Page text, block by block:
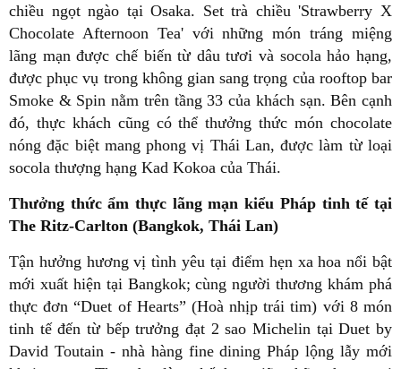
chiều ngọt ngào tại Osaka. Set trà chiều 'Strawberry X
Chocolate Afternoon Tea' với những món tráng miệng
lãng mạn được chế biến từ dâu tươi và socola hảo hạng,
được phục vụ trong không gian sang trọng của rooftop bar
Smoke & Spin nằm trên tầng 33 của khách sạn. Bên cạnh
đó, thực khách cũng có thể thưởng thức món chocolate
nóng đặc biệt mang phong vị Thái Lan, được làm từ loại
socola thượng hạng Kad Kokoa của Thái.
Thưởng thức ẩm thực lãng mạn kiểu Pháp tinh tế tại
The Ritz-Carlton (Bangkok, Thái Lan)
Tận hưởng hương vị tình yêu tại điểm hẹn xa hoa nổi bật
mới xuất hiện tại Bangkok; cùng người thương khám phá
thực đơn “Duet of Hearts” (Hoà nhịp trái tim) với 8 món
tinh tế đến từ bếp trưởng đạt 2 sao Michelin tại Duet by
David Toutain - nhà hàng fine dining Pháp lộng lẫy mới